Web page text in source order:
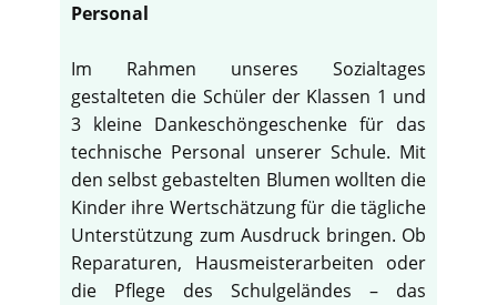
Personal
Im Rahmen unseres Sozialtages
gestalteten die Schüler der Klassen 1 und
3 kleine Dankeschöngeschenke für das
technische Personal unserer Schule. Mit
den selbst gebastelten Blumen wollten die
Kinder ihre Wertschätzung für die tägliche
Unterstützung zum Ausdruck bringen. Ob
Reparaturen, Hausmeisterarbeiten oder
die Pflege des Schulgeländes – das